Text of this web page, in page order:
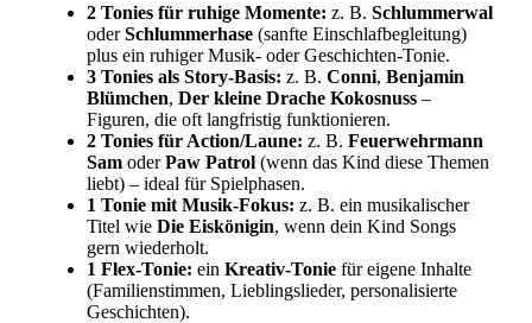
2 Tonies für ruhige Momente: z. B. Schlummerwal
oderSchlummerhase (sanfte Einschlafbegleitung)
plus ein ruhiger Musik- oder Geschichten-Tonie.
3 Tonies als Story-Basis: z. B. Conni, Benjamin
Blümchen, Der kleine Drache Kokosnuss –
Figuren, die oft langfristig funktionieren.
2 Tonies für Action/Laune: z. B. Feuerwehrmann
Sam oderPaw Patrol (wenn das Kind diese Themen
liebt) – ideal für Spielphasen.
1 Tonie mit Musik-Fokus: z. B. ein musikalischer
Titel wie Die Eiskönigin, wenn dein Kind Songs
gern wiederholt.
1 Flex-Tonie: ein Kreativ-Tonie für eigene Inhalte
(Familienstimmen, Lieblingslieder, personalisierte
Geschichten).